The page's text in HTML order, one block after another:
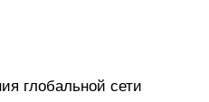
глобальной сети